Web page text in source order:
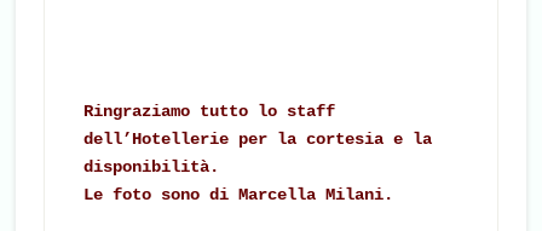
Ringraziamo tutto lo staff
dell’Hotellerie per la cortesia e la
disponibilità.
Le foto sono di Marcella Milani.